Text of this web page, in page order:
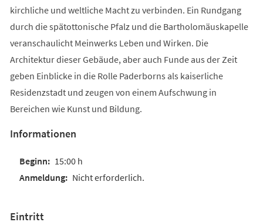
kirchliche und weltliche Macht zu verbinden. Ein Rundgang
durch die spätottonische Pfalz und die Bartholomäuskapelle
veranschaulicht Meinwerks Leben und Wirken. Die
Architektur dieser Gebäude, aber auch Funde aus der Zeit
geben Einblicke in die Rolle Paderborns als kaiserliche
Residenzstadt und zeugen von einem Aufschwung in
Bereichen wie Kunst und Bildung.
Informationen
15:00 h
Nicht erforderlich.
Eintritt